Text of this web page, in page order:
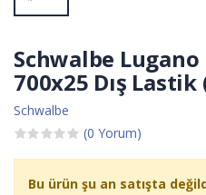
Schwalbe
700x25 Dış Lastik
Schwalbe
(0 Yorum)
Bu ürün şu an satışta